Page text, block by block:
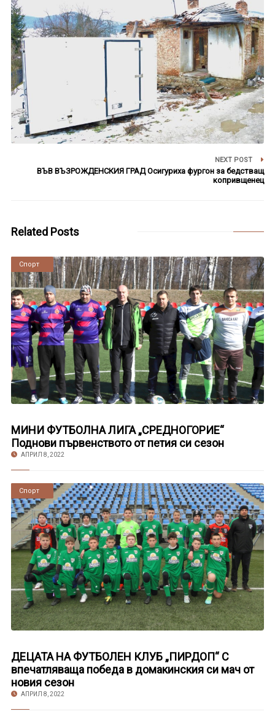
NEXT POST
ВЪВ ВЪЗРОЖДЕНСКИЯ ГРАД Осигуриха фургон за бедстващ
копривщенец
Related Posts
Новини
Спорт
МИНИ ФУТБОЛНА ЛИГА „СРЕДНОГОРИЕ“
Поднови първенството от петия си сезон
АПРИЛ 8, 2022
Новини
Спорт
ДЕЦАТА НА ФУТБОЛЕН КЛУБ „ПИРДОП“ С
впечатляваща победа в домакинския си мач от
новия сезон
АПРИЛ 8, 2022